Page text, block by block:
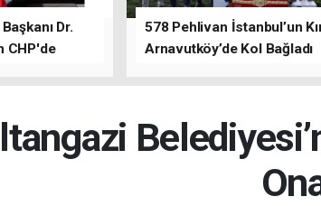
Dr.
CHP'de
578 Pehlivan İstanbul’un
Arnavutköy’de Kol Bağladı